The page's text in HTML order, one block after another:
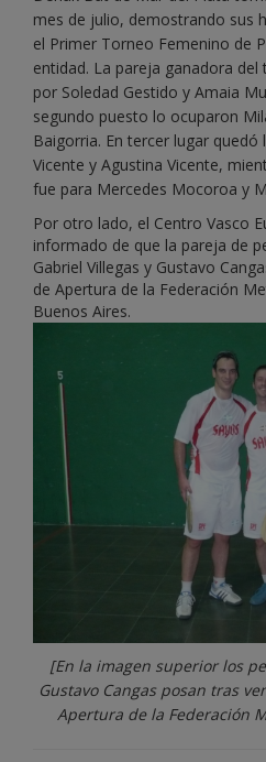
mes de julio, demostrando sus
el Primer Torneo Femenino de
entidad. La pareja ganadora
por Soledad Gestido y Amaia
segundo puesto lo ocuparon
Baigorria. En tercer lugar
Vicente y Agustina Vicente,
fue para Mercedes Mocoroa y
Por otro lado, el Centro Vasco
informado de que la pareja de
Gabriel Villegas y Gustavo
de Apertura de la Federación
Buenos Aires.
[En la imagen superior los
Gustavo Cangas posan tras
Apertura de la Federación